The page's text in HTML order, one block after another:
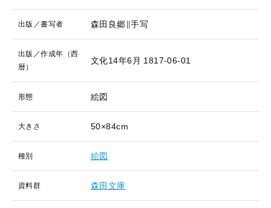
出版／書写者 森田良郷∥手写
出版／作成年（西
暦）
文化14年6月 1817-06-01
形態 絵図
大きさ 50×84cm
種別 絵図
資料群 森田文庫